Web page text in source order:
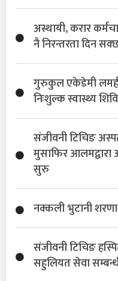
अस्थायी, करार
नै निरन्तरता दिन
गुरुकुल एकेडेमी
निःशुल्क स्वास्थ्य
संजीवनी टिचिङ
मुसाफिर आलमद्वारा
सुरु
नक्कली भुटानी
संजीवनी टिचिङ
सहुलियत सेवा